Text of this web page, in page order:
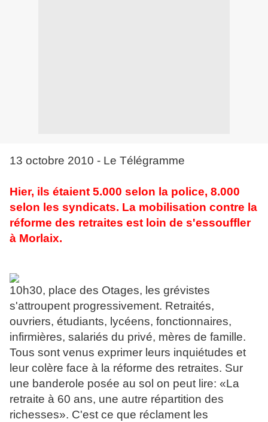
13 octobre 2010 - Le Télégramme
Hier, ils étaient 5.000 selon la police, 8.000
selon les syndicats. La mobilisation contre la
réforme des retraites est loin de s'essouffler
à Morlaix.
10h30, place des Otages, les grévistes
s'attroupent progressivement. Retraités,
ouvriers, étudiants, lycéens, fonctionnaires,
infirmières, salariés du privé, mères de famille.
Tous sont venus exprimer leurs inquiétudes et
leur colère face à la réforme des retraites. Sur
une banderole posée au sol on peut lire: «La
retraite à 60 ans, une autre répartition des
richesses». C'est ce que réclament les